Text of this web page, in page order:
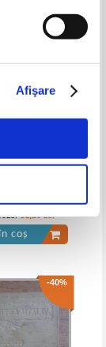
Afişare
-30%
11,20 Lei
coș
-40%